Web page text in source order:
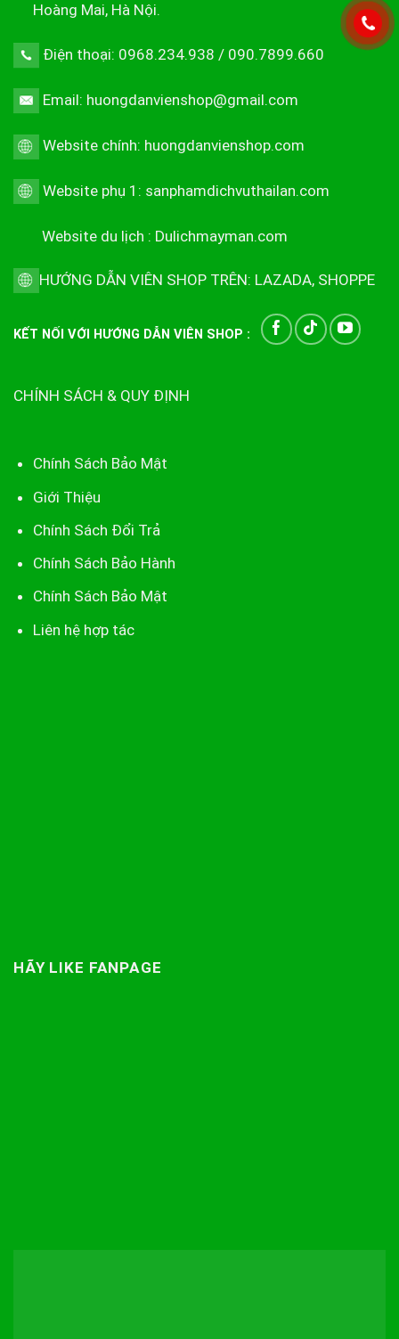
Hoàng Mai, Hà Nội.
Điện thoại: 0968.234.938 / 090.7899.660
Email: huongdanvienshop@gmail.com
Website chính: huongdanvienshop.com
Website phụ 1: sanphamdichvuthailan.com
Website du lịch : Dulichmayman.com
HƯỚNG DẪN VIÊN SHOP TRÊN: LAZADA, SHOPPE
KẾT NỐI VỚI HƯỚNG DẪN VIÊN SHOP :
CHÍNH SÁCH & QUY ĐỊNH
Chính Sách Bảo Mật
Giới Thiệu
Chính Sách Đổi Trả
Chính Sách Bảo Hành
Chính Sách Bảo Mật
Liên hệ hợp tác
HÃY LIKE FANPAGE